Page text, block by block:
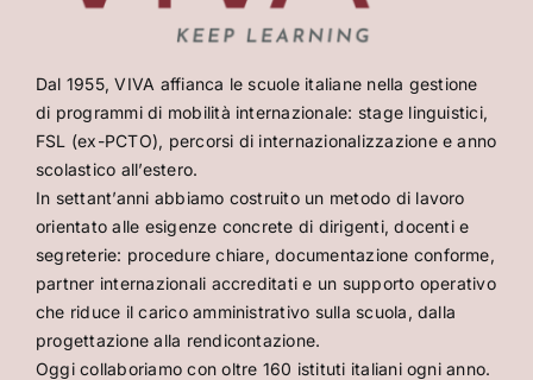
Dal 1955, VIVA affianca le scuole italiane nella gestione
di programmi di mobilità internazionale: stage linguistici,
FSL (ex-PCTO), percorsi di internazionalizzazione e anno
scolastico all’estero.
In settant’anni abbiamo costruito un metodo di lavoro
orientato alle esigenze concrete di dirigenti, docenti e
segreterie: procedure chiare, documentazione conforme,
partner internazionali accreditati e un supporto operativo
che riduce il carico amministrativo sulla scuola, dalla
progettazione alla rendicontazione.
Oggi collaboriamo con oltre 160 istituti italiani ogni anno.